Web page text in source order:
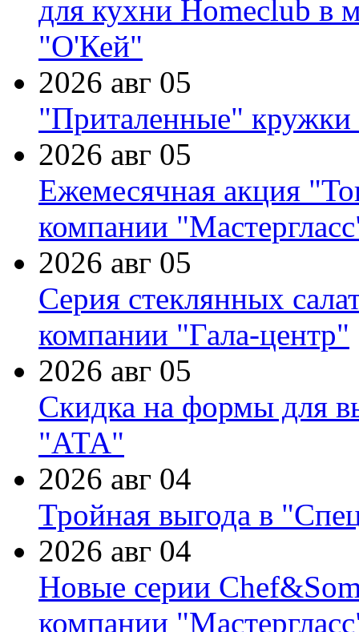
для кухни Homeclub в
"О'Кей"
2026 авг 05
"Приталенные" кружки
2026 авг 05
Ежемесячная акция
компании
2026 авг 05
Серия стеклянных
компании "Гала-центр"
2026 авг 05
Скидка на формы для
"АТА"
2026 авг 04
Тройная выгода в
2026 авг 04
Новые серии
компании